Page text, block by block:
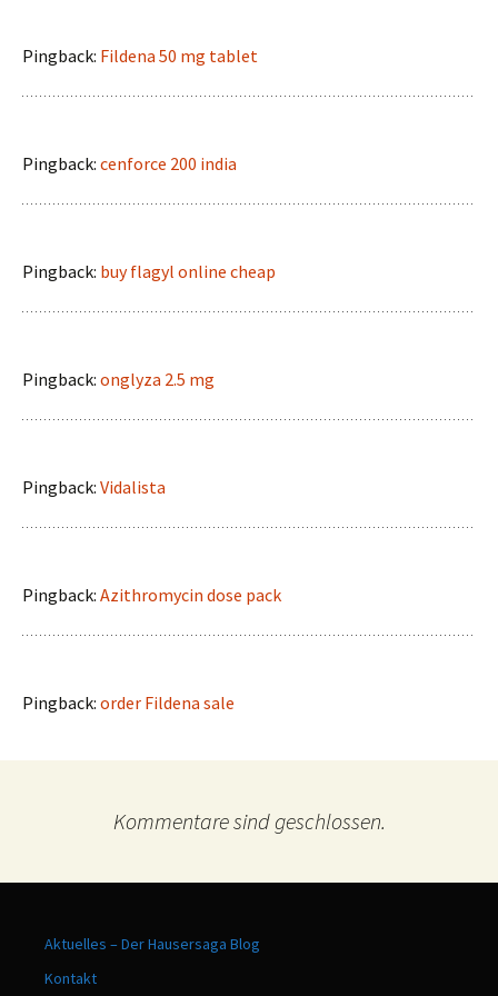
Pingback: Fildena 50 mg tablet
Pingback: cenforce 200 india
Pingback: buy flagyl online cheap
Pingback: onglyza 2.5 mg
Pingback: Vidalista
Pingback: Azithromycin dose pack
Pingback: order Fildena sale
Kommentare sind geschlossen.
Aktuelles – Der Hausersaga Blog
Kontakt